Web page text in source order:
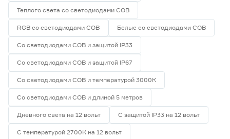
Теплого света со светодиодами СОВ
RGB со светодиодами СОВ Белые со светодиодами СОВ
Со светодиодами СОВ и защитой IP33
Со светодиодами СОВ и защитой IP67
Со светодиодами СОВ и температурой 3000К
Со светодиодами СОВ и длиной 5 метров
Дневного света на 12 вольт С защитой IP33 на 12 вольт
С температурой 2700К на 12 вольт